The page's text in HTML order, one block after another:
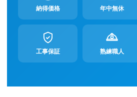
納得価格 年中無休
工事保証 熟練職人